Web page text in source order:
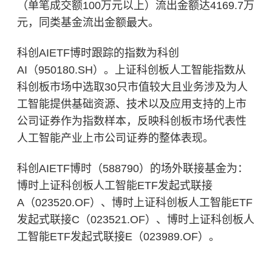
（单笔成交额100万元以上）流出金额达4169.7万
元，同类基金流出金额最大。
科创AIETF博时跟踪的指数为科创
AI（950180.SH）。上证科创板人工智能指数从
科创板市场中选取30只市值较大且业务涉及为人
工智能提供基础资源、技术以及应用支持的上市
公司证券作为指数样本，反映科创板市场代表性
人工智能产业上市公司证券的整体表现。
科创AIETF博时（588790）的场外联接基金为：
博时上证科创板人工智能ETF发起式联接
A（023520.OF）、博时上证科创板人工智能ETF
发起式联接C（023521.OF）、博时上证科创板人
工智能ETF发起式联接E（023989.OF）。